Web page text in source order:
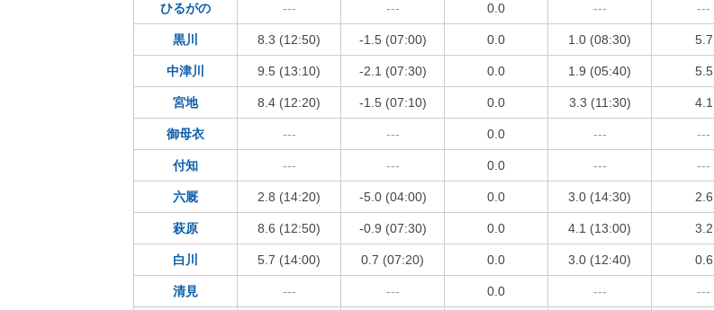
ひるがの --- --- 0.0 --- ---
黒川 8.3 (12:50) -1.5 (07:00) 0.0 1.0 (08:30) 5.7
中津川 9.5 (13:10) -2.1 (07:30) 0.0 1.9 (05:40) 5.5
宮地 8.4 (12:20) -1.5 (07:10) 0.0 3.3 (11:30) 4.1
御母衣 --- --- 0.0 --- ---
付知 --- --- 0.0 --- ---
六厩 2.8 (14:20) -5.0 (04:00) 0.0 3.0 (14:30) 2.6
萩原 8.6 (12:50) -0.9 (07:30) 0.0 4.1 (13:00) 3.2
白川 5.7 (14:00) 0.7 (07:20) 0.0 3.0 (12:40) 0.6
清見 --- --- 0.0 --- ---